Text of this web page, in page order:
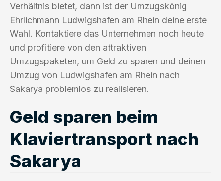
Verhältnis bietet, dann ist der Umzugskönig
Ehrlichmann Ludwigshafen am Rhein deine erste
Wahl. Kontaktiere das Unternehmen noch heute
und profitiere von den attraktiven
Umzugspaketen, um Geld zu sparen und deinen
Umzug von Ludwigshafen am Rhein nach
Sakarya problemlos zu realisieren.
Geld sparen beim
Klaviertransport nach
Sakarya